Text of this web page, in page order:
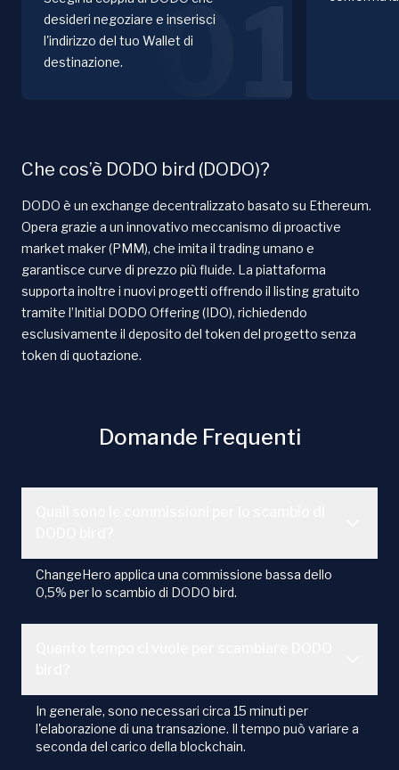
desideri negoziare e inserisci
l'indirizzo del tuo Wallet di
destinazione.
01
Che cos’è DODO bird (DODO)?
DODO è un exchange decentralizzato basato su Ethereum.
Opera grazie a un innovativo meccanismo di proactive
market maker (PMM), che imita il trading umano e
garantisce curve di prezzo più fluide. La piattaforma
supporta inoltre i nuovi progetti offrendo il listing gratuito
tramite l’Initial DODO Offering (IDO), richiedendo
esclusivamente il deposito del token del progetto senza
token di quotazione.
Domande Frequenti
ChangeHero applica una commissione bassa dello
0,5% per lo scambio di DODO bird.
In generale, sono necessari circa 15 minuti per
l'elaborazione di una transazione. Il tempo può variare a
seconda del carico della blockchain.